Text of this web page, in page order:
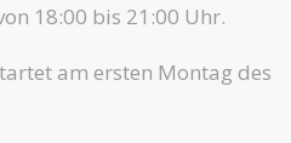
18:00 bis 21:00 Uhr.
am ersten Montag des